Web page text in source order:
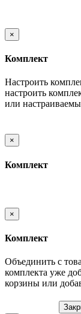
×
Комплект
Настроить
настроить
или
×
Комплект
×
Комплект
Объединить с
комплекта уже
корзины или